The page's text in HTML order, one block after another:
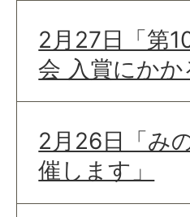
2月27日「第
会 入賞にか
2月26日「み
催します」